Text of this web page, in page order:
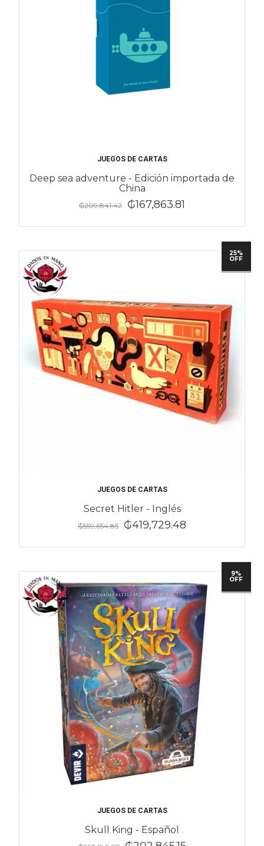
JUEGOS DE CARTAS
Deep sea adventure - Edición importada de
China
₲209,841.42 ₲167,863.81
25%
OFF
JUEGOS DE CARTAS
Secret Hitler - Inglés
₲559,654.85 ₲419,729.48
9%
OFF
JUEGOS DE CARTAS
Skull King - Español